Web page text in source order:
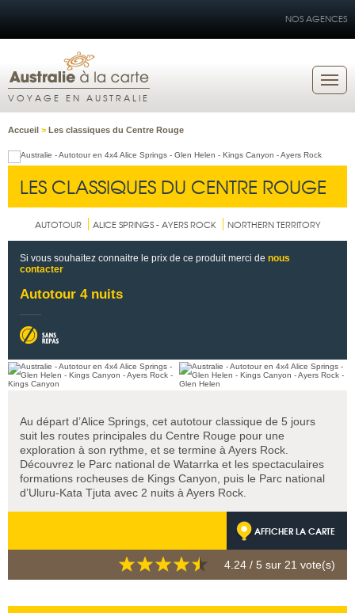
NOS AGENCES
VOYAGE EN AUSTRALIE
Accueil > Les classiques du Centre Rouge
LES CLASSIQUES DU CENTRE ROUGE
AUTOTOUR ALICE SPRINGS - AYERS ROCK NORTHERN TERRITORY
Si vous souhaitez connaitre le prix de ce produit merci de nous
contacter
Autotour 4 nuits
Au départ d’Alice Springs, cet autotour classique de 5 jours
suit les routes principales du Centre Rouge pour une
exploration à son rythme, et se termine à Ayers Rock.
Découvrez le Parc national de Watarrka et les spectaculaires
formations rocheuses de Kings Canyon, puis le Parc national
d’Uluru-Kata Tjuta avec 2 nuits à Ayers Rock.
AFFICHER LA CARTE
4.24 / 5 sur 21 vote(s)